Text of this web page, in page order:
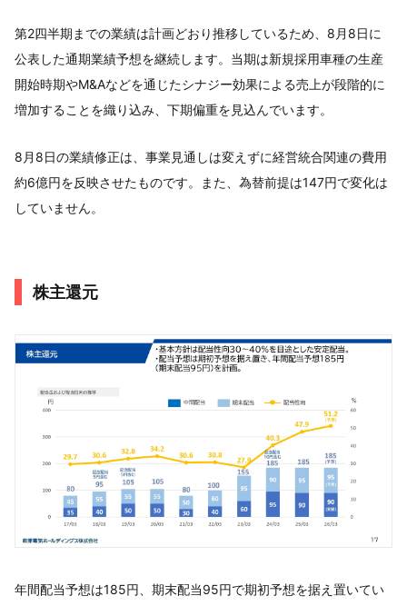
第2四半期までの業績は計画どおり推移しているため、8月8日に
公表した通期業績予想を継続します。当期は新規採用車種の生産
開始時期やM&Aなどを通じたシナジー効果による売上が段階的に
増加することを織り込み、下期偏重を見込んでいます。
8月8日の業績修正は、事業見通しは変えずに経営統合関連の費用
約6億円を反映させたものです。また、為替前提は147円で変化は
していません。
株主還元
年間配当予想は185円、期末配当95円で期初予想を据え置いてい